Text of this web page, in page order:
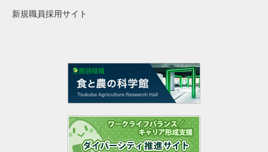
新規職員採用サイト